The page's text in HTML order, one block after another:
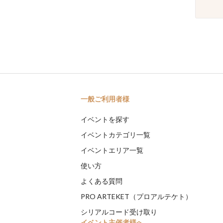
一般ご利用者様
イベントを探す
イベントカテゴリ一覧
イベントエリア一覧
使い方
よくある質問
PRO ARTEKET（プロアルテケト）
シリアルコード受け取り